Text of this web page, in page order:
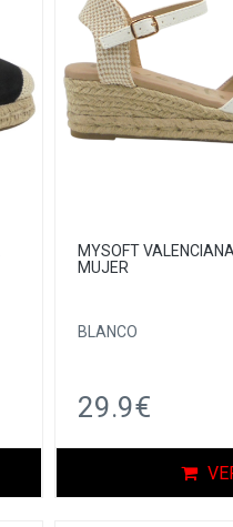
MYSOFT
MUJER
BLANCO
29.9€